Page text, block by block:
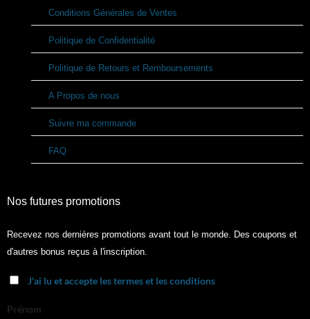
Conditions Générales de Ventes
Politique de Confidentialité
Politique de Retours et Remboursements
A Propos de nous
Suivre ma commande
FAQ
Nos futures promotions
Recevez nos dernières promotions avant tout le monde. Des coupons et
d'autres bonus reçus à l'inscription.
J'ai lu et accepte les termes et les conditions
Prénom